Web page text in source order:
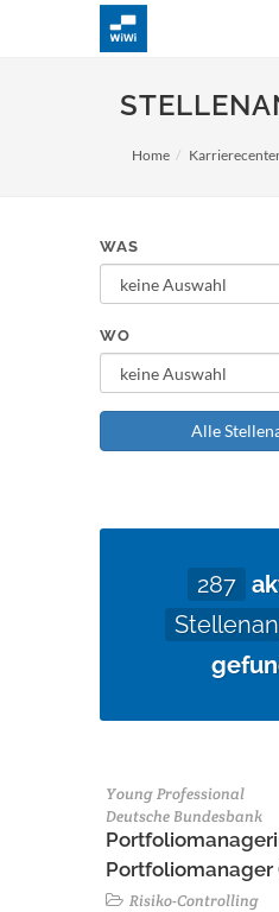
Home
WAS
WO
Alle
287
Young Professional
Deutsche Bundesbank
Risiko-Controlling